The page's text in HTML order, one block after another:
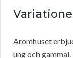
Aromhuset
ung och